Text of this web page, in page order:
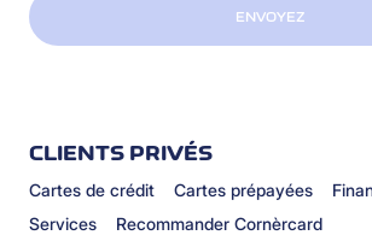
ENVOYEZ
CLIENTS PRIVÉS
Cartes de crédit Cartes prépayées
Services
Recommander Cornèrcard